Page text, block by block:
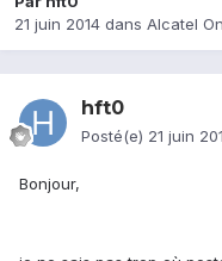
21 juin 2014 dans Alcatel
hft0
Posté(e) 21 juin
Bonjour,